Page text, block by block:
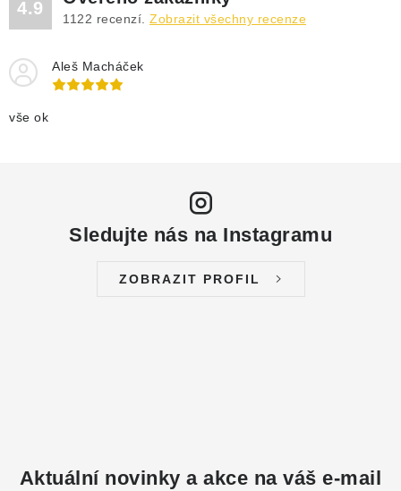
4.9
1122 recenzí. Zobrazit všechny recenze
Aleš Macháček
vše ok
Sledujte nás na Instagramu
ZOBRAZIT PROFIL
Aktuální novinky a akce na váš e-mail